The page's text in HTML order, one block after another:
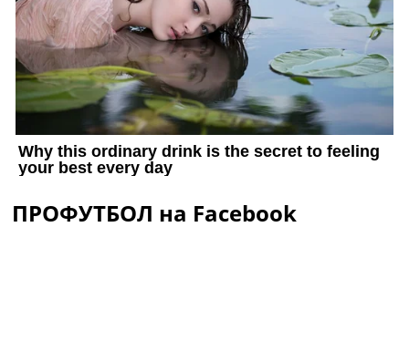
ПРОФУТБОЛ на Facebook